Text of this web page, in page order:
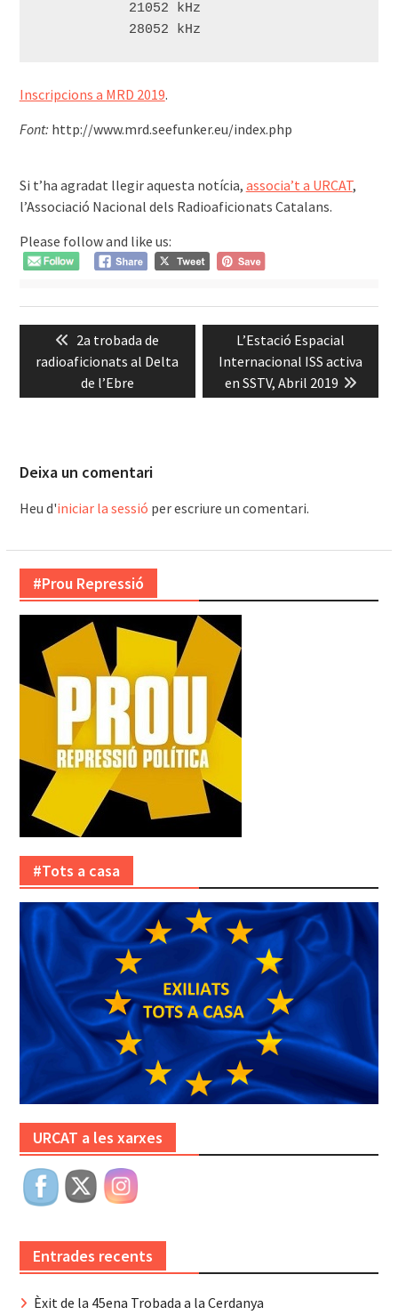
           21052 kHz
           28052 kHz
Inscripcions a MRD 2019.
Font: http://www.mrd.seefunker.eu/index.php
Si t’ha agradat llegir aquesta notícia, associa’t a URCAT,
l’Associació Nacional dels Radioaficionats Catalans.
Please follow and like us:
d'entradesPrevious
post:
2a trobada de
radioaficionats al Delta
de l’Ebre
Next
post:
L’Estació Espacial
Internacional ISS activa
en SSTV, Abril 2019
Deixa un comentari
Heu d'iniciar la sessió per escriure un comentari.
#Prou Repressió
#Tots a casa
URCAT a les xarxes
Entrades recents
Èxit de la 45ena Trobada a la Cerdanya